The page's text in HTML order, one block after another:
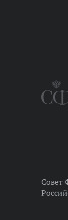
Совет